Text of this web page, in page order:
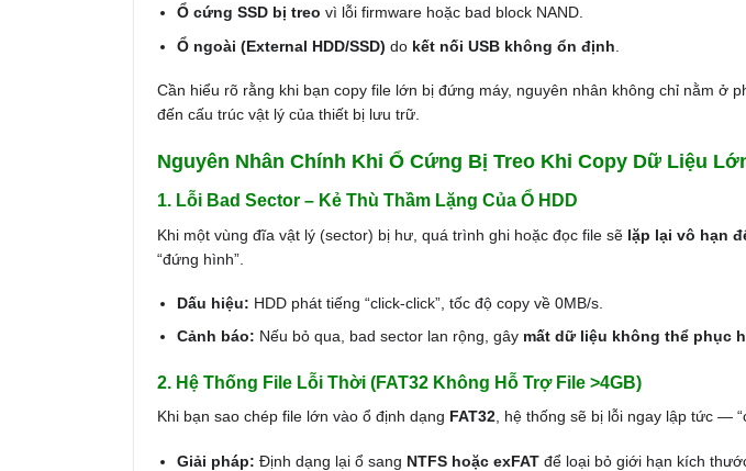
Ổ cứng SSD bị treo vì lỗi firmware hoặc bad block NAND.
Ổ ngoài (External HDD/SSD) do kết nối USB không ổn định
Cần hiểu rõ rằng khi bạn copy file lớn bị đứng máy, nguyên nhân không chỉ nằm ở
đến cấu trúc vật lý của thiết bị lưu trữ.
Nguyên Nhân Chính Khi Ổ Cứng Bị Treo Khi Copy Dữ Liệu
1. Lỗi Bad Sector – Kẻ Thù Thầm Lặng Của Ổ HDD
Khi một vùng đĩa vật lý (sector) bị hư, quá trình ghi hoặc đọc file sẽ lặp lại vô hạn
“đứng hình”.
Dấu hiệu: HDD phát tiếng “click-click”, tốc độ copy về 0MB/s.
Cảnh báo: Nếu bỏ qua, bad sector lan rộng, gây mất dữ liệu không thể phục
2. Hệ Thống File Lỗi Thời (FAT32 Không Hỗ Trợ File >4GB)
Khi bạn sao chép file lớn vào ổ định dạng FAT32, hệ thống sẽ bị lỗi ngay lập tức —
Giải pháp: Định dạng lại ổ sang NTFS hoặc exFAT để loại bỏ giới hạn kích